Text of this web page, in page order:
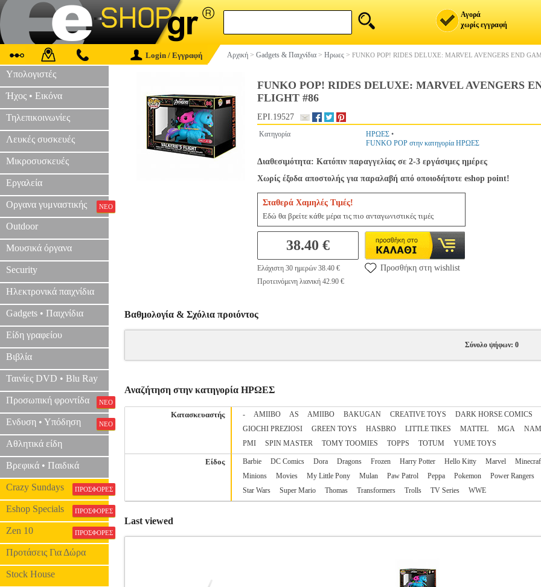
Αγορά
χωρίς εγγραφή
Login / Εγγραφή Αρχική > Gadgets & Παιχνίδια > Ηρωες > FUNKO POP! RIDES DELUXE: MARVEL AVENGERS END
Υπολογιστές
Ήχος • Εικόνα
Τηλεπικοινωνίες
Λευκές συσκευές
Μικροσυσκευές
Εργαλεία
Οργανα γυμναστικής ΝΕΟ
Outdoor
Μουσικά όργανα
Security
Ηλεκτρονικά παιχνίδια
Gadgets • Παιχνίδια
Είδη γραφείου
Βιβλία
Ταινίες DVD • Blu Ray
Προσωπική φροντίδα ΝΕΟ
Ενδυση • Υπόδηση ΝΕΟ
Αθλητικά είδη
Βρεφικά • Παιδικά
Crazy Sundays ΠΡΟΣΦΟΡΕΣ
Eshop Specials ΠΡΟΣΦΟΡΕΣ
Zen 10 ΠΡΟΣΦΟΡΕΣ
Προτάσεις Για Δώρα
Stock House
FUNKO POP! RIDES DELUXE: MARVEL AVENGERS
FLIGHT #86
EPI.19527
Κατηγορία ΗΡΩΕΣ •
FUNKO POP στην κατηγορία ΗΡΩΕΣ
Διαθεσιμότητα: Κατόπιν παραγγελίας σε 2-3 εργάσιμες ημέρες
Χωρίς έξοδα αποστολής για παραλαβή από οποιοδήποτε eshop point!
Σταθερά Χαμηλές Τιμές!
Εδώ θα βρείτε κάθε μέρα τις πιο ανταγωνιστικές τιμές
38.40 €
Ελάχιστη 30 ημερών 38.40 €
Προτεινόμενη λιανική 42.90 €
Προσθήκη στη wishlist
Βαθμολογία & Σχόλια προιόντος
Σύνολο ψήφων: 0
Αναζήτηση στην κατηγορία ΗΡΩΕΣ
Κατασκευαστής - AMIIBO AS AΜΙΙΒΟ BAKUGAN CREATIVE TOYS DARK HORSE COMICS
GIOCHI PREZIOSI
GREEN TOYS HASBRO LITTLE TIKES MATTEL MGA
PMI
SPIN MASTER TOMY TOOMIES TOPPS TOTUM YUME TOYS
Είδος Barbie DC Comics Dora Dragons Frozen Harry Potter Hello Kitty Marvel
Minions
Movies My Little Pony Mulan Paw Patrol Peppa Pokemon Power Rangers
Star Wars
Super Mario Thomas Transformers Trolls TV Series WWE
Last viewed